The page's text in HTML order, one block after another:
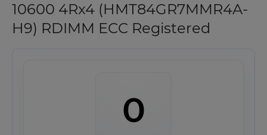
10600 4Rx4 (HMT84GR7MMR4A-
H9) RDIMM ECC Registered
0